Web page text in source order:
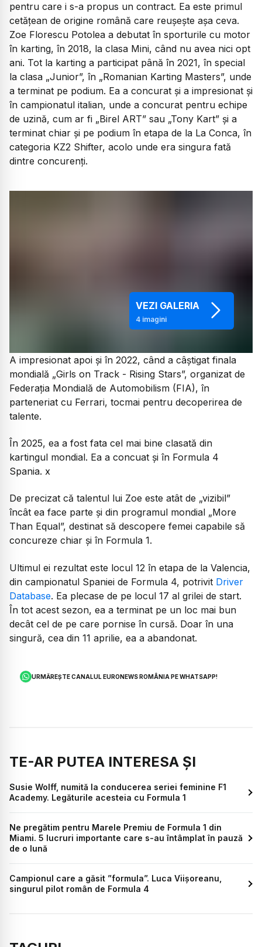
pentru care i s-a propus un contract. Ea este primul
cetățean de origine română care reușește așa ceva.
Zoe Florescu Potolea a debutat în sporturile cu motor
în karting, în 2018, la clasa Mini, când nu avea nici opt
ani. Tot la karting a participat până în 2021, în special
la clasa „Junior”, în „Romanian Karting Masters”, unde
a terminat pe podium. Ea a concurat și a impresionat și
în campionatul italian, unde a concurat pentru echipe
de uzină, cum ar fi „Birel ART” sau „Tony Kart” și a
terminat chiar și pe podium în etapa de la La Conca, în
categoria KZ2 Shifter, acolo unde era singura fată
dintre concurenți.
VEZI GALERIA
4imagini
A impresionat apoi și în 2022, când a câștigat finala
mondială „Girls on Track - Rising Stars”, organizat de
Federația Mondială de Automobilism (FIA), în
parteneriat cu Ferrari, tocmai pentru decoperirea de
talente.
În 2025, ea a fost fata cel mai bine clasată din
kartingul mondial. Ea a concuat și în Formula 4
Spania. x
De precizat că talentul lui Zoe este atât de „vizibil”
încât ea face parte și din programul mondial „More
Than Equal”, destinat să descopere femei capabile să
concureze chiar și în Formula 1.
Ultimul ei rezultat este locul 12 în etapa de la Valencia,
din campionatul Spaniei de Formula 4, potrivit Driver
Database. Ea plecase de pe locul 17 al grilei de start.
În tot acest sezon, ea a terminat pe un loc mai bun
decât cel de pe care pornise în cursă. Doar în una
singură, cea din 11 aprilie, ea a abandonat.
URMĂREȘTE CANALUL EURONEWS ROMÂNIA PE WHATSAPP!
TE-AR PUTEA INTERESA ȘI
Susie Wolff, numită la conducerea seriei feminine F1
Academy. Legăturile acesteia cu Formula 1
Ne pregătim pentru Marele Premiu de Formula 1 din
Miami. 5 lucruri importante care s-au întâmplat în pauză
de o lună
Campionul care a găsit ”formula”. Luca Viișoreanu,
singurul pilot român de Formula 4